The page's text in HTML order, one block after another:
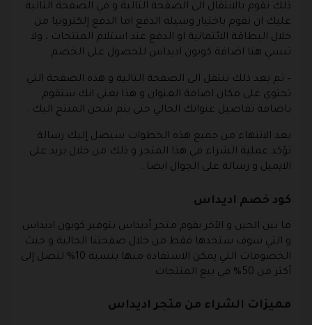
ذلك تقوم بالانتقال الى الصفحة التالية و في الصفحة التالية
عليك ان تقوم باختيار وسيلة الدفع اما الدفع إلكترونيا من
خلال البطاقة الائتمانية او الدفع عند استلام المنتجات ، ولا
تنسي هنا اضافة كوبون اديداس للحصول على الخصم .
– ثم بعد ذلك تنتقل الى الصفحة التالية و هذه الصفحة التي
تحتوي على مكان اضافة العنوان و هذا يعني انك ستقوم
باضافة تفاصيل عنوانك الحالي حتى يتم شحن المنتج اليك .
بعد الانتهاء من جميع هذه الخطوات سيصل إليك رسالة
تؤكد عملية الشراء في هذا المتجر و ذلك من خلال بريد على
الايميل و رسالة على الجوال ايضا .
كود خصم اديداس
ما بين الحين و الآخر يقوم متجر أديداس بتوفير كوبون اديداس
و التي سوف ستجدها فقط من خلال صفحتنا الحالية و حيث
الخصومات التي يمكن الاستفادة منها بنسبة 10% لتصل إلى
أكثر من 50% في بيع المنتجات .
مميزات الشراء من متجر اديداس